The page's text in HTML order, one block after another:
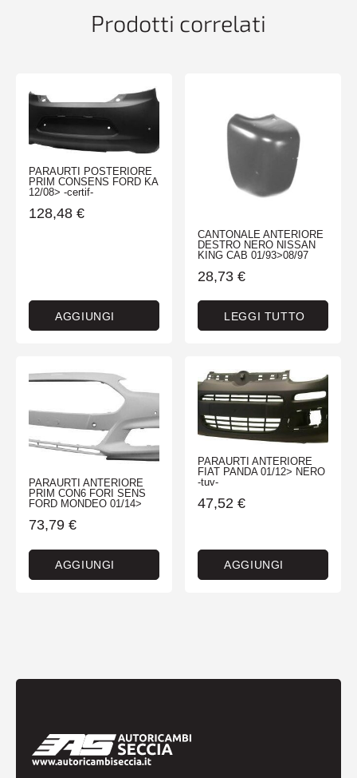
Prodotti correlati
PARAURTI POSTERIORE
PRIM CONSENS FORD KA
12/08> -certif-
128,48 €
AGGIUNGI
CANTONALE ANTERIORE
DESTRO NERO NISSAN
KING CAB 01/93>08/97
28,73 €
LEGGI TUTTO
PARAURTI ANTERIORE
PRIM CON6 FORI SENS
FORD MONDEO 01/14>
73,79 €
AGGIUNGI
PARAURTI ANTERIORE
FIAT PANDA 01/12> NERO
-tuv-
47,52 €
AGGIUNGI